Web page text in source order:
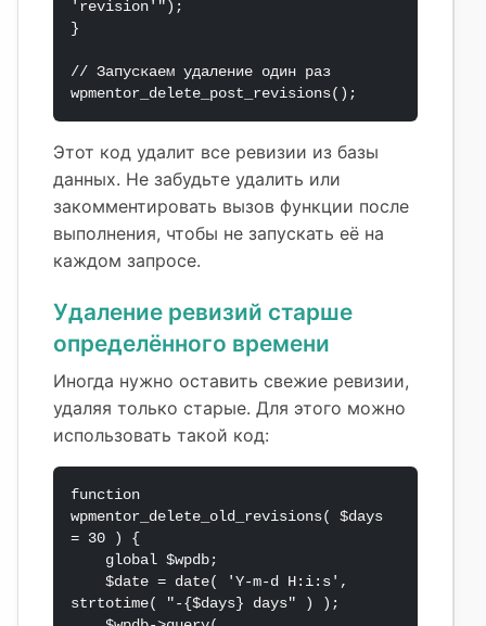
'revision'");
}
// Запускаем удаление один раз
wpmentor_delete_post_revisions();
Этот код удалит все ревизии из базы
данных. Не забудьте удалить или
закомментировать вызов функции после
выполнения, чтобы не запускать её на
каждом запросе.
Удаление ревизий старше
определённого времени
Иногда нужно оставить свежие ревизии,
удаляя только старые. Для этого можно
использовать такой код:
function
wpmentor_delete_old_revisions( $days
= 30 ) {
strtotime( "-{$days} days" ) );